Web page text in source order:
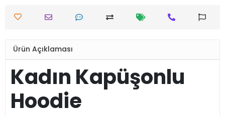
Ürün Açıklaması
Kadın Kapüşonlu
Hoodie